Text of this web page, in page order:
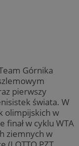
Górnika
pierwszy
świata. W
olimpijskich w
finał w cyklu WTA
ziemnych w